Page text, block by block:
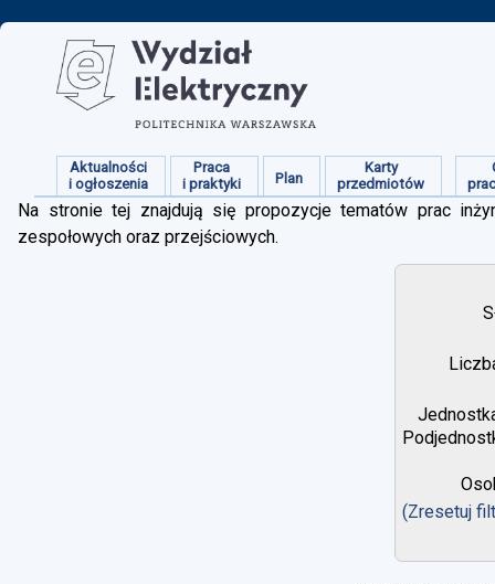
Aktualności
i ogłoszenia
Praca
i praktyki
Plan
Karty
przedmiotów
Na stronie tej znajdują się propozycje tematów prac
zespołowych oraz przejściowych.
(Zresetuj